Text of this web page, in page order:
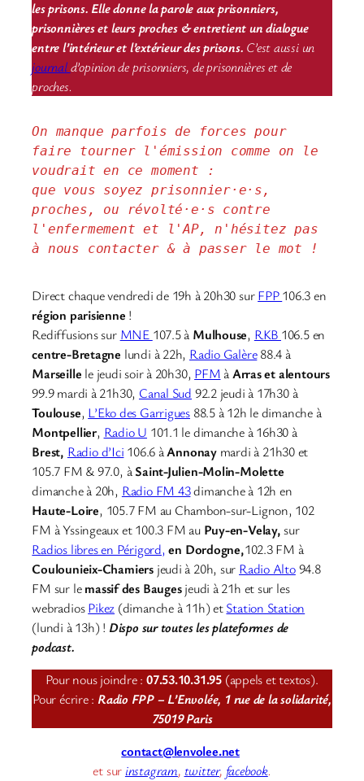
les prisons. Elle donne la parole aux prisonniers,
prisonnières et leurs proches & entretient un dialogue
entre l’intérieur et l’extérieur des prisons. C’est aussi un
journald’opinion de prisonniers, de prisonnières et de
proches.
On manque parfois de forces pour
faire tourner l'émission comme on le
voudrait en ce moment :
que vous soyez prisonnier·e·s,
proches, ou révolté·e·s contre
l'enfermement et l'AP, n'hésitez pas
à nous contacter & à passer le mot !
Direct chaque vendredi de 19h à 20h30 surFPP106.3 en
région parisienne !
Rediffusions sur MNE 107.5 à Mulhouse, RKB 106.5 en
centre-Bretagne lundi à 22h, Radio Galère88.4 à
Marseille le jeudi soir à 20h30, PFMàArras et alentours
99.9 mardi à 21h30, Canal Sud 92.2 jeudi à 17h30 à
Toulouse, L’Eko des Garrigues 88.5 à 12h le dimanche à
Montpellier, Radio U 101.1 le dimanche à 16h30 à
Brest, Radio d’Ici 106.6 àAnnonay mardi à 21h30 et
105.7 FM & 97.0, àSaint-Julien-Molin-Molette
dimanche à 20h, Radio FM 43dimanche à 12h en
Haute-Loire, 105.7 FM au Chambon-sur-Lignon, 102
FM à Yssingeaux et 100.3 FM au Puy-en-Velay,sur
Radios libres en Périgord, en Dordogne,102.3 FM à
Coulounieix-Chamiers jeudi à 20h, sur Radio Alto94.8
FM sur lemassif des Baugesjeudi à 21h et sur les
webradiosPikez (dimanche à 11h) etStation Station
(lundi à 13h) ! Dispo sur toutes les plateformes de
podcast.
Pour nous joindre : 07.53.10.31.95 (appels et textos).
Pour écrire : Radio FPP – L’Envolée, 1 rue de la solidarité,
75019 Paris
contact@lenvolee.net
et sur instagram, twitter, facebook.